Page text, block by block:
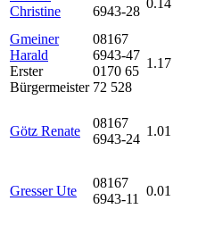
Christine
6943-28
0.14
Gmeiner
Harald
Erster
Bürgermeister
08167
6943-47
0170 65
72 528
1.17
Götz Renate
08167
6943-24
1.01
Gresser Ute
08167
6943-11
0.01